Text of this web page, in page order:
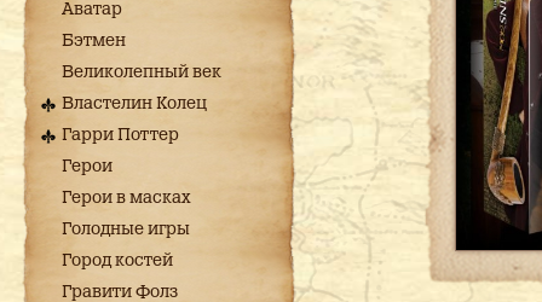
Аватар
Бэтмен
Великолепный век
Властелин Колец
Гарри Поттер
Герои
Герои в масках
Голодные игры
Город костей
Гравити Фолз